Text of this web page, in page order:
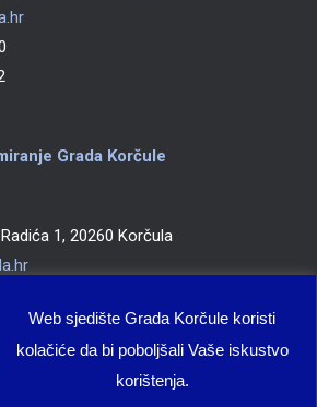
Grada Korčule
1, 20260 Korčula
Web sjedište Grada Korčule koristi
kolačiće da bi poboljšali Vaše iskustvo
korištenja.